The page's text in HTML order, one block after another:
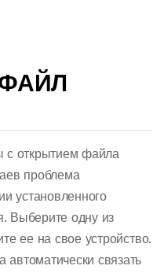
с открытием файла
проблема
установленного
Выберите одну из
ее на свое устройство.
связать